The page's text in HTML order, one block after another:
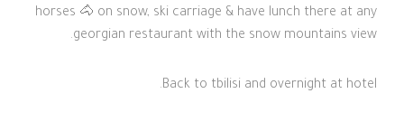
horses 🐴 on snow, ski carriage & have lunch there at any
georgian restaurant with the snow mountains view.
Back to tbilisi and overnight at hotel.